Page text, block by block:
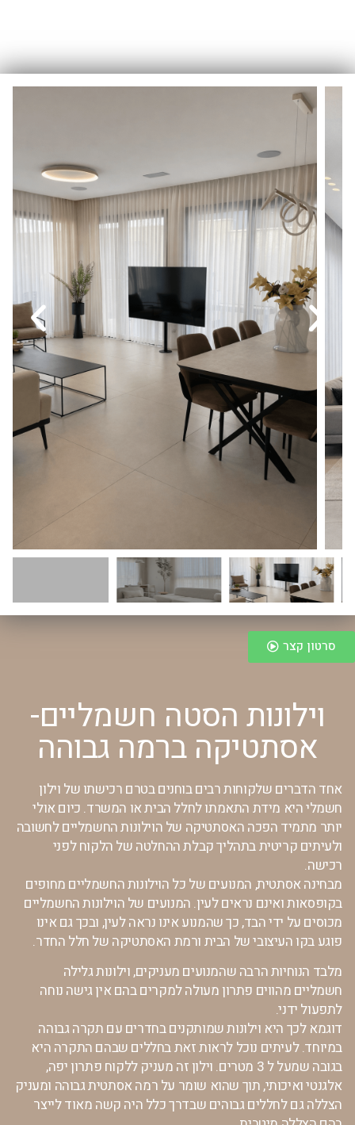
סרטון קצר
וילונות הסטה חשמליים-
אסתטיקה ברמה גבוהה
אחד הדברים שלקוחות רבים בוחנים בטרם רכישתו של וילון
חשמלי היא מידת התאמתו לחלל הבית או המשרד. כיום אולי
יותר מתמיד הפכה האסתטיקה של הוילונות החשמליים לחשובה
ולעיתים קריטית בתהליך קבלת ההחלטה של הלקוח לפני
רכישה.
מבחינה אסתטית, המנועים של כל הוילונות החשמליים מחופים
בקופסאות ואינם נראים לעין. המנועים של הוילונות החשמליים
מכוסים על ידי הבד, כך שהמנוע אינו נראה לעין, ובכך גם אינו
פוגע בקו העיצובי של הבית ורמת האסתטיקה של חלל החדר.
מלבד הנוחיות הרבה שהמנועים מעניקים, וילונות גלילה
חשמליים מהווים פתרון מעולה למקרים בהם אין גישה נוחה
לתפעול ידני.
דוגמא לכך היא וילונות שמותקנים בחדרים עם תקרה גבוהה
במיוחד. לעיתים נוכל לראות זאת בחללים שבהם התקרה היא
בגובה שמעל ל 3 מטרים. וילון זה מעניק ללקוח פתרון יפה,
אלגנטי ואיכותי, תוך שהוא שומר על רמה אסתטית גבוהה ומעניק
הצללה גם לחללים גבוהים שבדרך כלל היה קשה מאוד לייצר